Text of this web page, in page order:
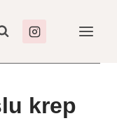
krep